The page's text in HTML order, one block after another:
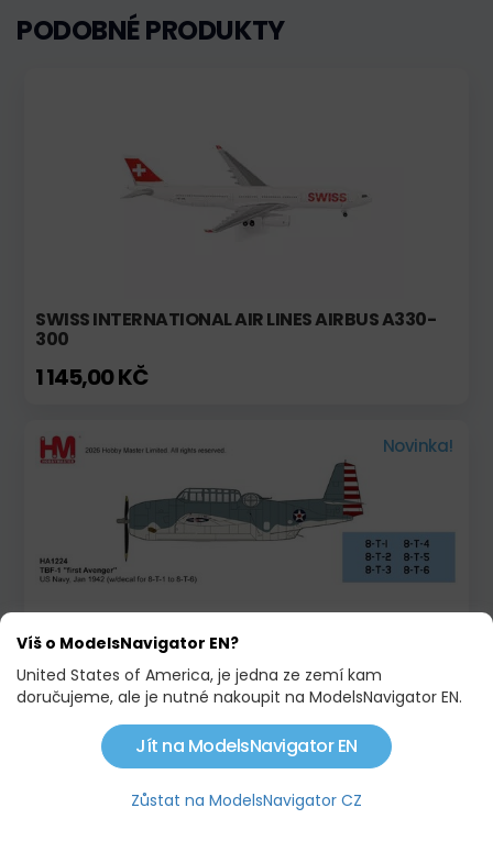
PODOBNÉ PRODUKTY
SWISS INTERNATIONAL AIR LINES AIRBUS A330-
300
1 145,00 KČ
Novinka!
GRUMMAN TBF-1 AVENGER "FIRST AVENGER" US
NAVY, JAN 1942
2 117,00 KČ
Víš o ModelsNavigator EN?
United States of America, je jedna ze zemí kam
doručujeme, ale je nutné nakoupit na ModelsNavigator EN.
Jít na ModelsNavigator EN
Zůstat na ModelsNavigator CZ